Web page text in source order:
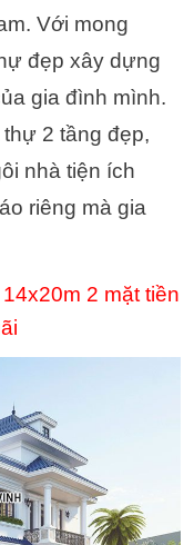
Với mong
đẹp xây dựng
gia đình mình.
2 tầng đẹp,
nhà tiện ích
riêng mà gia
2 mặt tiền